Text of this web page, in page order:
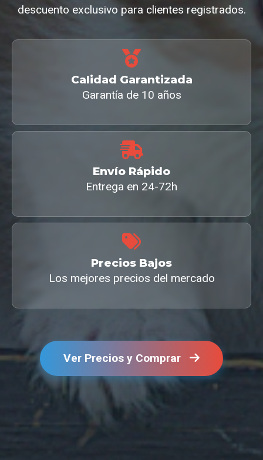
descuento exclusivo para clientes registrados.
Calidad Garantizada
Garantía de 10 años
Envío Rápido
Entrega en 24-72h
Precios Bajos
Los mejores precios del mercado
Ver Precios y Comprar